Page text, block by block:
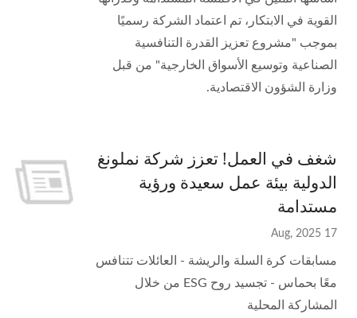
القوية في الابتكار، تم اعتماد الشركة رسميًا
بموجب "مشروع تعزيز القدرة التنافسية
الصناعية وتوسيع الأسواق الخارجية" من قبل
وزارة الشؤون الاقتصادية.
شغف في العمل! تعزز شركة نملونغ
الدولية بيئة عمل سعيدة ورؤية
مستدامة
17 Aug, 2025
مسابقات كرة السلة والريشة - العائلات تتنافس
معًا بحماس - تجسيد روح ESG من خلال
المشاركة المحلية